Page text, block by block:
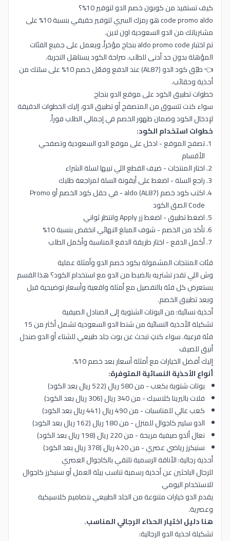
كيف تستفيد من كوبون خصم الدو لتوفير 10%؟
code promo aldo هو رمزك السري لتوفير حقيقي بنسبة 10% على
مشترياتك من الدو السعودية اون لاين.
تم اختبار aldo promo code بنجاح مؤخراً، ويعمل على جميع الفئات
المؤهلة بدون حد أدنى للطلب. صراحة الكود يستاهل التجربة.
👈 طبّق كود الدو (AL87) عند الدفع وفعّل خصم 10% على سلتك من
أحذية وحقائب.
خطوات تطبيق الكود على موقع الدو بنجاح
سواء كنت تتسوق من المتصفح أو تطبيق الدو، إليك الخطوات الدقيقة
لإدخال الكود وضمان ظهور الخصم في إجمالي الطلب فوراً.
خطوات استخدام الكود:
تصفح الموقع - ادخل على موقع الدو السعودية وتصفحي
الأقسام
اختار المنتجات - ضيف القطع اللي تبيها لسلة الشراء
راجع السلة - اضغط على أيقونة السلة لمراجعة طلبك
اكتب كود خصم aldo (AL87) - في حقل كود الخصم أو Promo
Code الصق الكود
اضغط تطبيق - اضغط زر Apply وانتظر ثواني
تأكد من الخصم - شوف المبلغ النهائي انخفض بنسبة 10%
أكمل الدفع - اختار طريقة الدفع المناسبة وأكمل الطلب
فئات المنتجات المشمولة بكود خصم الدو وأمثلة عملية
وش اللي تقدر تشتريه بالضبط من الدو مع استخدام الكود؟ هذا القسم
يستعرض كل فئة بالتفصيل مع أمثلة واقعية وأسعار توضيحية قبل
وبعد تطبيق الخصم.
أحذية نسائية: من البوتات الشتوية إلى الصنادل الصيفية
تشكيلة الأحذية النسائية من شنط الدو السعودية تشمل أكثر من 15
فئة فرعية. سواء كنتِ تبحث عن بوت جلد طبيعي للشتاء أو الدو صندل
أنيق للصيف
إليك أفضل الخيارات مع أمثلة أسعار بعد خصم 10%.
أنواع الأحذية النسائية المتوفرة:
بوتات شتوية بكعب - من 580 ريال (522 ريال بعد الكود)
فلات باليرينا كلاسيك - من 340 ريال (306 ريال بعد الكود)
كعب عالي للمناسبات - من 490 ريال (441 ريال بعد الكود)
الدو سليبر كاجوال للمنزل - من 180 ريال (162 ريال بعد الكود)
نعال ألدو صيفية مريحة - من 220 ريال (198 ريال بعد الكود)
سنيكرز رياضي عصري - من 420 ريال (378 ريال بعد الكود)
أحذية رجالية: الأناقة الرسمية تلتقي بالكاجوال العصري
للرجال الباحثين عن أحذية رسمية تناسب بيئة العمل أو سنيكرز كاجوال
للاستخدام اليومي
يقدم الدو خيارات متنوعة من الجلد الطبيعي بتصاميم كلاسيكية
وعصرية.
هنا دليل اختيار الحذاء الرجالي المناسب.
تشكيلة احذية الدو الرجالية: